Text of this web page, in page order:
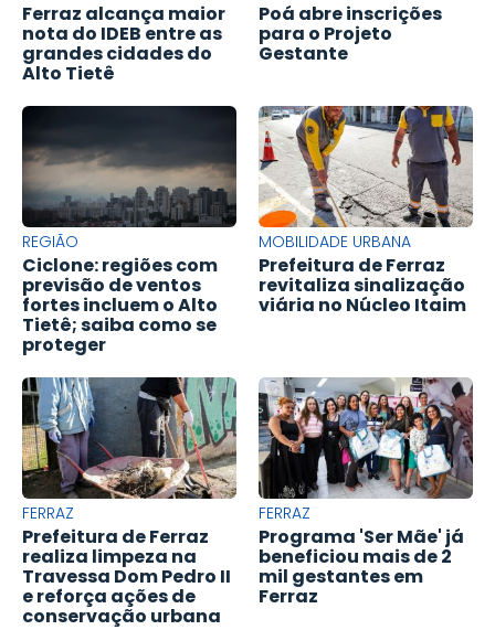
Ferraz alcança maior
nota do IDEB entre as
grandes cidades do
Alto Tietê
Poá abre inscrições
para o Projeto
Gestante
REGIÃO
Ciclone: regiões com
previsão de ventos
fortes incluem o Alto
Tietê; saiba como se
proteger
MOBILIDADE URBANA
Prefeitura de Ferraz
revitaliza sinalização
viária no Núcleo Itaim
FERRAZ
Prefeitura de Ferraz
realiza limpeza na
Travessa Dom Pedro II
e reforça ações de
conservação urbana
FERRAZ
Programa 'Ser Mãe' já
beneficiou mais de 2
mil gestantes em
Ferraz